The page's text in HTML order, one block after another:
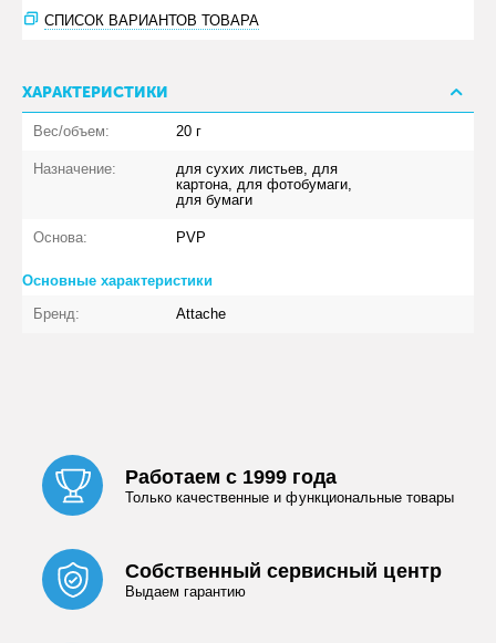
СПИСОК ВАРИАНТОВ ТОВАРА
ХАРАКТЕРИСТИКИ
Вес/объем: 20 г
Назначение:
для сухих листьев, для
картона, для фотобумаги,
для бумаги
Основа: PVP
Основные характеристики
Бренд:
Attache
Работаем с 1999 года
Только качественные и функциональные товары
Собственный сервисный центр
Выдаем гарантию